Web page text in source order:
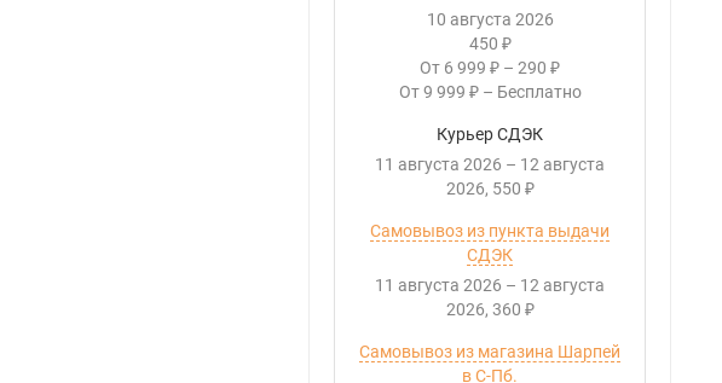
10 августа 2026
450 ₽
От 6 999 ₽ – 290 ₽
От 9 999 ₽ – Бесплатно
Курьер СДЭК
11 августа 2026 – 12 августа
2026 550 ₽
Самовывоз из пункта выдачи
СДЭК
11 августа 2026 – 12 августа
2026 360 ₽
Самовывоз из магазина Шарпей
в С-Пб.